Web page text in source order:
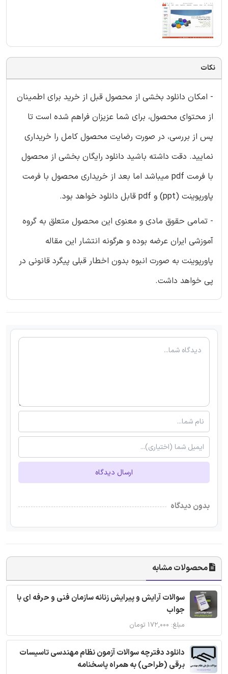
نکات
- امکان دانلود بخشی از محصول قبل از خرید برای اطمینان
از محتوای محصول، برای شما عزیزان فراهم شده است تا
پس از بررسی، در صورت رضایت محصول کامل را خریداری
نمایید. دقت داشته باشید دانلود رایگان بخشی از محصول
با فرمت pdf میباشد اما بعد از خریداری محصول با فرمت
پاورپوینت (ppt) و pdf قابل دانلود خواهد بود.
- تمامی حقوق مادی و معنوی این محصول متعلق به گروه
آموزشی ایران عرضه بوده و هرگونه انتشار این مقاله
پاورپوینت به صورت انبوه بدون اخطار قبلی پیگرد قانونی در
پی خواهد داشت.
ارسال دیدگاه
بدون دیدگاه
محصولات مشابه
سوالات آرایش و پیرایش زنانه سازمان فنی و حرفه ای با
جواب
مبلغ: ۱۷۲,۰۰۰ تومان
دانلود دفترچه سوالات آزمون نظام مهندسی تاسیسات
برقی (طراحی) به همراه پاسخنامه